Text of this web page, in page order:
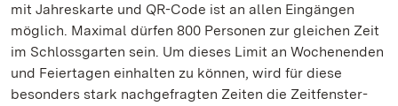
mit Jahreskarte und QR-Code ist an allen Eingängen
möglich. Maximal dürfen 800 Personen zur gleichen Zeit
im Schlossgarten sein. Um dieses Limit an Wochenenden
und Feiertagen einhalten zu können, wird für diese
besonders stark nachgefragten Zeiten die Zeitfenster-